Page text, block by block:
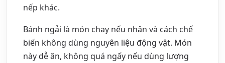
nếp khác.
Bánh ngải là món chay nếu nhân và cách chế
biến không dùng nguyên liệu động vật. Món
này dễ ăn, không quá ngấy nếu dùng lượng